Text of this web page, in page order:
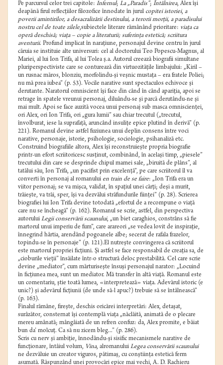
Pe parcursul celor trei capitole: Infernul; La „Paradis”; Întâlnirea, Alex îşi
deapănă firul reflecţiilor filozofice înnodate în jurul copitei istoriei, a
poverii amintirilor, a desacralizării destinului, a terorii morţii, a paradisului
nostru cel de toate zilele,subiectele literare rămânând prioritare: viaţa ca
operă deschisă; viaţa – copie a literaturii; suferinţa estetică; scriitura
aventurii. Profund implicat în naraţiune, personajul devine centru în jurul
căruia se instituie alte universuri: cel al doctorului Teo Popescu-Magnus, al
Mariei, al lui Ion Trifa, al lui Tolea ş.a. Autorul creează biografii simultane
pluriperspectiviste care se conturează din virtuozităţile limbajului: „Kiril –
un rusnac măros, blonziu, morfolindu-şi veşnic mustaţa – era fratele Poliei;
nu mă prea iubea” (p. 53). Vocile narative sunt spectaculos echivoce şi
derutante. Naratorul omniscient îşi face din când în când apariţia, apoi se
retrage în spatele vreunui personaj, diluându-se şi parcă derutându-ne şi
mai mult. Apoi se face auzită vocea unui personaj sub masca omniscienţei,
ori Alex, ori Ion Trifa, ori „gura lumii” sau chiar trecutul („trecutul,
învolburat, iese la suprafaţă, aruncând insuliţe epice plutind în derivă” (p.
221). Romanul devine astfel fuziunea unui deplin consens între voci
narative, personaje, istorie, psihologie, sociologie, psihanaliză etc.
Construind biografiile altora, Alex îşi reconstruieşte propria biografie
printr-un efort scriitoricesc susţinut, combinând, în acelaşi timp, „piesele”
trecutului din care se desprinde chipul mamei sale, „biruită de plâns”, al
tatălui său, Ion Trifa, „un pacifist prin excelenţă”, pe care scriitorul îl va
converti în personaj al romanului en train de se faire: „Ion Trifa era un
viitor personaj; se va mişca, validat, în spaţiul unei cărţi; deşi a murit,
trăieşte, va trăi, sper, îşi va dezvălui străfundurile fiinţei” (p. 28). Scrierea
biografiei lui Ion Trifa devine totodată „efortul de a recompune o viaţă
care nu se încheagă” (p. 162). Romanul se scrie, astfel, din perspectiva
autorului Legii conservării scaunului, „un biet caraghios, constrâns să fie
martorul unui imperiu de fum”, care arareori „se vedea lovit de inspiraţie,
înnegrind hârtia, arendând pogoanele albe; secerat de rafala frazelor,
topindu-se în personaje” (p. 121).El nutreşte convingerea că scriitorul
este martorul propriei ficţiuni. Şi astfel se face responsabil de creaţia sa, de
„cioburile vieţii” însăilate într-o structură deloc prestabilită. Cel care scrie
devine „mediator”, cum mărturiseşte însuşi personajul narator: „Locuind
în ficţiunea mea, sunt un mediator. Mă transfer în altă viaţă. Romanul este
un comentariu, ştie toată lumea, «interpretează» viaţa. Adevărul istoric (e
unic?) şi adevărul ficţiunii (de unde să-l apuc?) trebuie să se întâlnească”
(p. 163).
Finalul rămâne, fireşte, deschis oricărei interpretări: Alex, detaşat,
surâzător, consternat îşi contemplă viaţa „năclăită, animată de o plecare
mereu amânată; mângâiată de un refren confuz: da, Alex promite, e băiat
bun da’ molcuţ. Ca să nu zicem bleg...” (p. 286).
Scris cu nerv şi ambiţie, înnodându-şi sisific mecanismele narative de
funcţionare, întâiul volum, Vina, alromanului Legea conservării scaunului
ne dezvăluie un creator viguros, pătimaş, cu conştiinţa estetică ferm
asumată. Răspunzând unei provocări epice mai vechi, A. D. Rachieru